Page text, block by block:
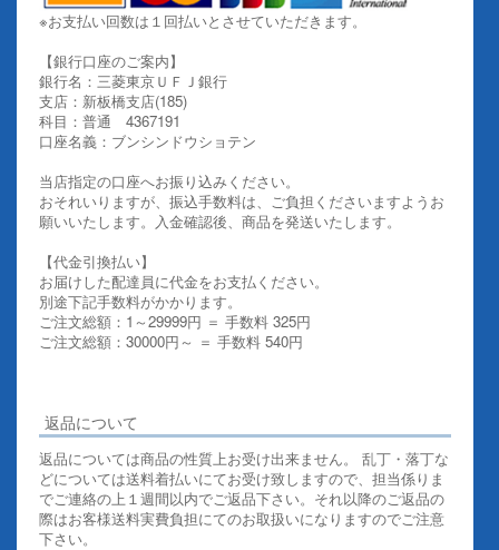
※お支払い回数は１回払いとさせていただきます。
【銀行口座のご案内】
銀行名：三菱東京ＵＦＪ銀行
支店：新板橋支店(185)
科目：普通 4367191
口座名義：ブンシンドウショテン
当店指定の口座へお振り込みください。
おそれいりますが、振込手数料は、ご負担くださいますようお
願いいたします。入金確認後、商品を発送いたします。
【代金引換払い】
お届けした配達員に代金をお支払ください。
別途下記手数料がかかります。
ご注文総額：1～29999円 ＝ 手数料 325円
ご注文総額：30000円～ ＝ 手数料 540円
返品について
返品については商品の性質上お受け出来ません。 乱丁・落丁な
どについては送料着払いにてお受け致しますので、担当係りま
でご連絡の上１週間以内でご返品下さい。それ以降のご返品の
際はお客様送料実費負担にてのお取扱いになりますのでご注意
下さい。